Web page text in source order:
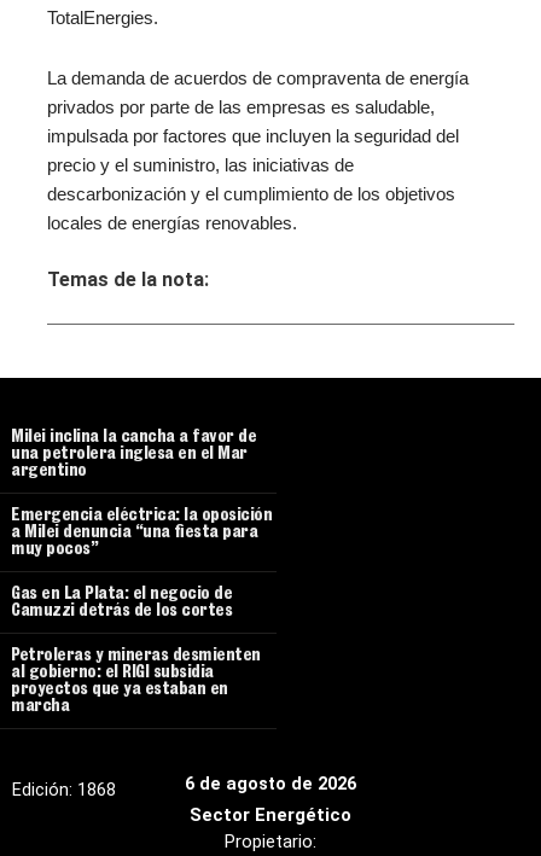
TotalEnergies.
La demanda de acuerdos de compraventa de energía
privados por parte de las empresas es saludable,
impulsada por factores que incluyen la seguridad del
precio y el suministro, las iniciativas de
descarbonización y el cumplimiento de los objetivos
locales de energías renovables.
Temas de la nota:
6 de agosto de 2026
Edición: 1868
Sector Energético
Propietario:
Milei inclina la cancha a favor de
una petrolera inglesa en el Mar
argentino
Emergencia eléctrica: la oposición
a Milei denuncia “una fiesta para
muy pocos”
Gas en La Plata: el negocio de
Camuzzi detrás de los cortes
Petroleras y mineras desmienten
al gobierno: el RIGI subsidia
proyectos que ya estaban en
marcha